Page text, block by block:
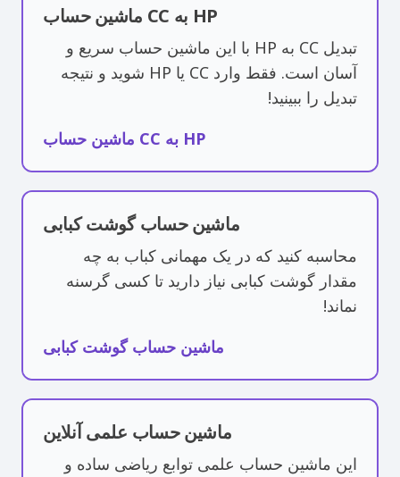
ماشین حساب CC به HP
تبدیل CC به HP با این ماشین حساب سریع و
آسان است. فقط وارد CC یا HP شوید و نتیجه
تبدیل را ببینید!
ماشین حساب CC به HP
ماشین حساب گوشت کبابی
محاسبه کنید که در یک مهمانی کباب به چه
مقدار گوشت کبابی نیاز دارید تا کسی گرسنه
نماند!
ماشین حساب گوشت کبابی
ماشین حساب علمی آنلاین
این ماشین حساب علمی توابع ریاضی ساده و